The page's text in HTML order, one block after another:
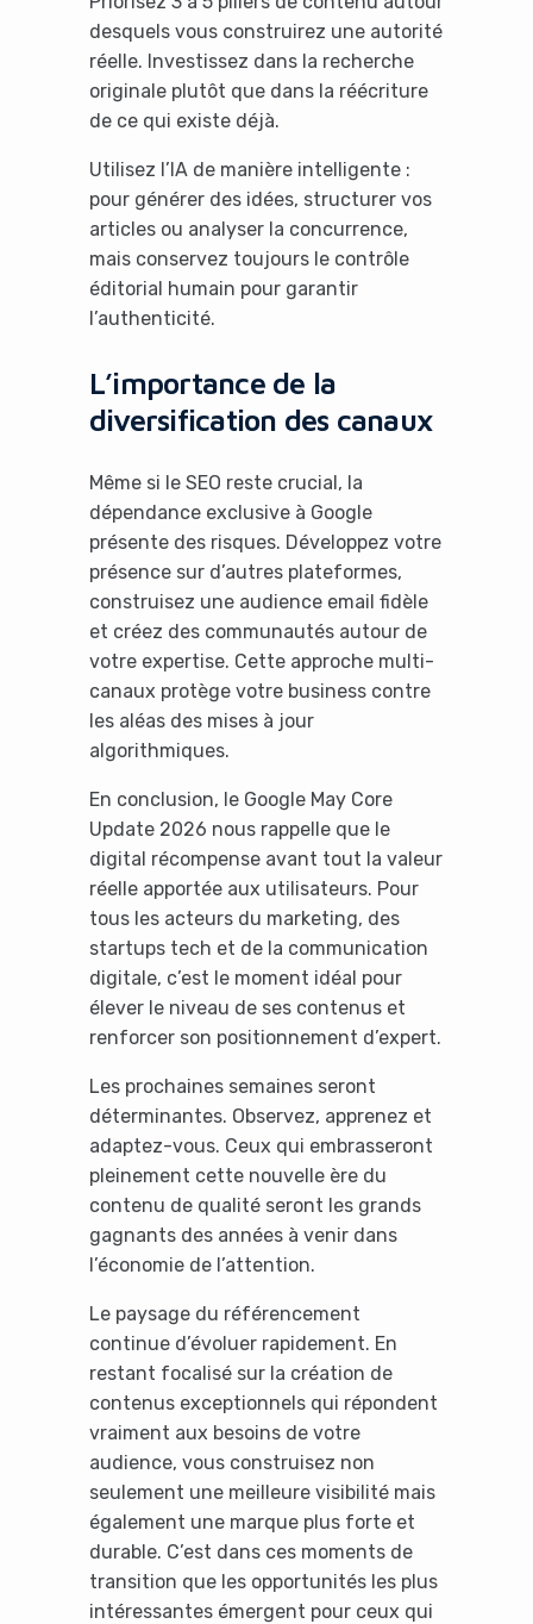
desquels vous construirez une autorité
réelle. Investissez dans la recherche
originale plutôt que dans la réécriture
de ce qui existe déjà.
Utilisez l’IA de manière intelligente :
pour générer des idées, structurer vos
articles ou analyser la concurrence,
mais conservez toujours le contrôle
éditorial humain pour garantir
l’authenticité.
L’importance de la
diversification des canaux
Même si le SEO reste crucial, la
dépendance exclusive à Google
présente des risques. Développez votre
présence sur d’autres plateformes,
construisez une audience email fidèle
et créez des communautés autour de
votre expertise. Cette approche multi-
canaux protège votre business contre
les aléas des mises à jour
algorithmiques.
En conclusion, le Google May Core
Update 2026 nous rappelle que le
digital récompense avant tout la valeur
réelle apportée aux utilisateurs. Pour
tous les acteurs du marketing, des
startups tech et de la communication
digitale, c’est le moment idéal pour
élever le niveau de ses contenus et
renforcer son positionnement d’expert.
Les prochaines semaines seront
déterminantes. Observez, apprenez et
adaptez-vous. Ceux qui embrasseront
pleinement cette nouvelle ère du
contenu de qualité seront les grands
gagnants des années à venir dans
l’économie de l’attention.
Le paysage du référencement
continue d’évoluer rapidement. En
restant focalisé sur la création de
contenus exceptionnels qui répondent
vraiment aux besoins de votre
audience, vous construisez non
seulement une meilleure visibilité mais
également une marque plus forte et
durable. C’est dans ces moments de
transition que les opportunités les plus
intéressantes émergent pour ceux qui